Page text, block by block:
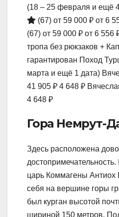
(18 – 25 февраля и ещё
(67) от 59 000 ₽ от 6
(67) от 59 000 ₽ от 6 556
тропа без рюкзаков +
гарантирован Поход
марта и ещё 1 дата)
41 905 ₽ 4 648 ₽
4 648 ₽
Гора Немрут-
Здесь расположена
достопримечательность.
царь Коммагены Антиох
себя на вершине горы
был курган высотой
шириной 150 метров.